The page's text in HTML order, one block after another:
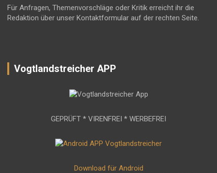
Für Anfragen, Themenvorschläge oder Kritik erreicht ihr die
Redaktion über unser Kontaktformular auf der rechten Seite.
Vogtlandstreicher APP
GEPRÜFT * VIRENFREI * WERBEFREI
Download für Android